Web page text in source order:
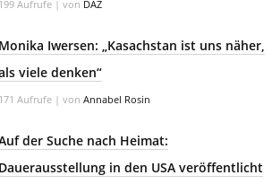
Aufrufe | von DAZ
Iwersen: „Kasachstan ist uns näher,
viele denken“
Aufrufe | von Annabel Rosin
der Suche nach Heimat:
in den USA veröffentlicht